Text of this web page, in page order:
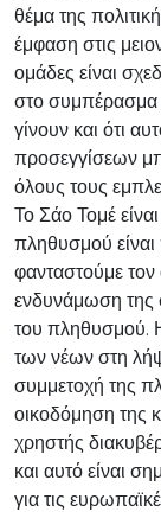
θέμα της
έμφαση στις
ομάδες είναι
στο συμπέρασμα
γίνουν και ότι
προσεγγίσεων
όλους τους
Το Σάο Τομέ
πληθυσμού είναι
φανταστούμε
ενδυνάμωση της
του πληθυσμού.
των νέων στη
συμμετοχή της
οικοδόμηση της
χρηστής
και αυτό είναι
για τις